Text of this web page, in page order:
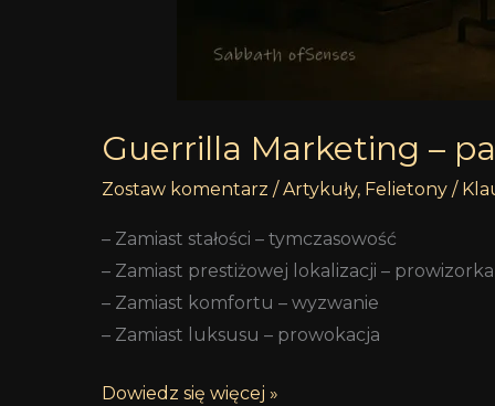
Guerrilla Marketing –
Zostaw komentarz /Artykuły, Felietony /
– Zamiast stałości – tymczasowość
– Zamiast prestiżowej lokalizacji – prowizorka
– Zamiast komfortu – wyzwanie
– Zamiast luksusu – prowokacja
Dowiedz się więcej »